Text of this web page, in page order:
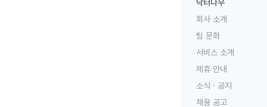
닥터나우
회사 소개
팀 문화
서비스 소개
제휴 안내
소식 · 공지
채용 공고